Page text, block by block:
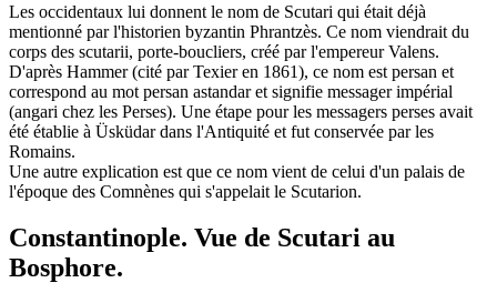
Les occidentaux lui donnent le nom de Scutari qui était déjà
mentionné par l'historien byzantin Phrantzès. Ce nom viendrait du
corps des scutarii, porte-boucliers, créé par l'empereur Valens.
D'après Hammer (cité par Texier en 1861), ce nom est persan et
correspond au mot persan astandar et signifie messager impérial
(angari chez les Perses). Une étape pour les messagers perses avait
été établie à Üsküdar dans l'Antiquité et fut conservée par les
Romains.
Une autre explication est que ce nom vient de celui d'un palais de
l'époque des Comnènes qui s'appelait le Scutarion.
Constantinople. Vue de Scutari au
Bosphore.